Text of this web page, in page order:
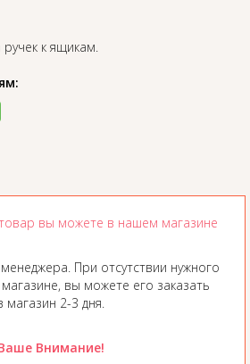
к ящикам.
вы можете в нашем магазине
При отсутствии нужного
вы можете его заказать
2-3 дня.
Внимание!